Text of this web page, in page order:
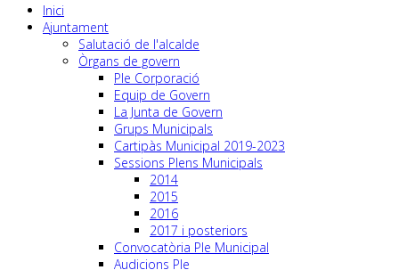
Inici
Ajuntament
Salutació de l'alcalde
Òrgans de govern
Ple Corporació
Equip de Govern
La Junta de Govern
Grups Municipals
Cartipàs Municipal 2019-2023
Sessions Plens Municipals
2014
2015
2016
2017 i posteriors
Convocatòria Ple Municipal
Audicions Ple